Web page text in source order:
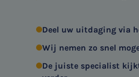
Deel uw uitdaging via
Wij nemen zo snel
De juiste specialist